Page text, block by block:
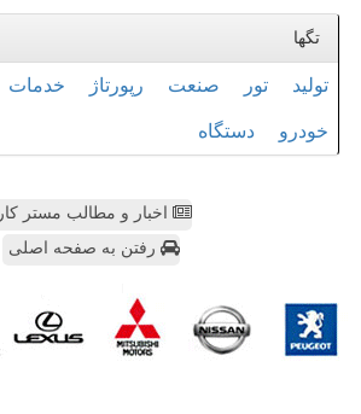
تگها
تولید تور صنعت رپورتاژ خدمات
خودرو دستگاه
اخبار و مطالب مستر کار
رفتن به صفحه اصلی